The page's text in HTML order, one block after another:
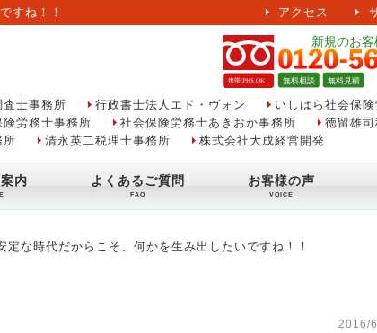
すね！！ アクセス
査士事務所 行政書士法人エド・ヴォン
いしはら社会保
労務士事務所 社会保険労務士あきおか事務所
徳留雄
所 清永英二税理士事務所 株式会社大成経営開発
内 よくあるご質問 お客様の声
定な時代だからこそ、何かを生み出したいですね！！
2016/